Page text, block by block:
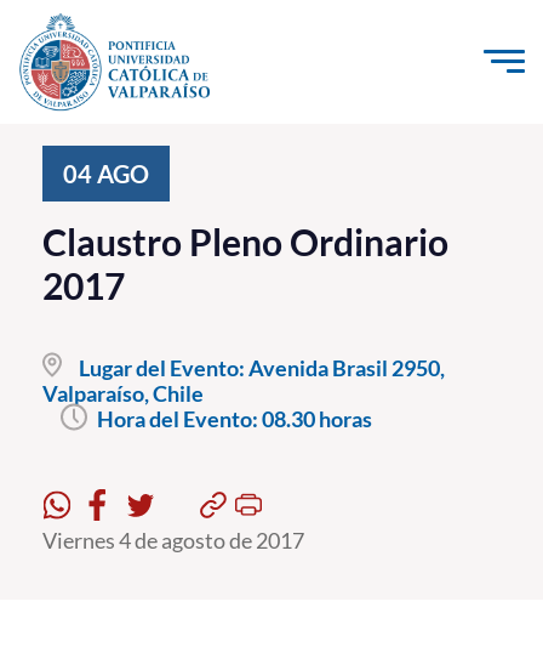
Click acá para ir directamente al contenido
Investigación, Creación e Innovación
PUCV Internacional
Vinculación con el Medio
Admisión
Pregrado
Formación Continua
04AGO
Claustro Pleno Ordinario
2017
Lugar del Evento:Avenida Brasil 2950,
Valparaíso, Chile
Hora del Evento:08.30 horas
Viernes 4 de agosto de 2017